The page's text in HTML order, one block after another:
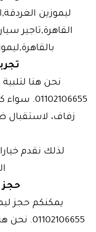
ليموزين
القاهرة,تاجير
نحن هنا
زفاف، لاستقبال
لذلك نقدم
يمكنكم حجز